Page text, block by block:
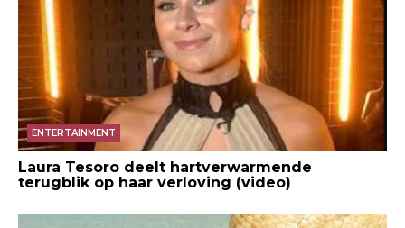
ENTERTAINMENT
Laura Tesoro deelt hartverwarmende
terugblik op haar verloving (video)